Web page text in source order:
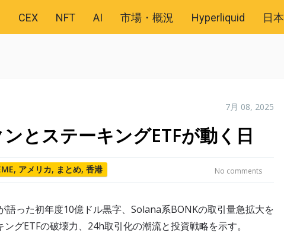
CEX NFT AI 市場・概況 Hyperliquid 日本
7月 08, 2025
とステーキングETFが動く日
, アメリカ, まとめ, 香港 No comments